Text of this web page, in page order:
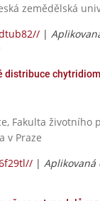
zemědělská
|
distribuce
Fakulta životního
v Praze
|